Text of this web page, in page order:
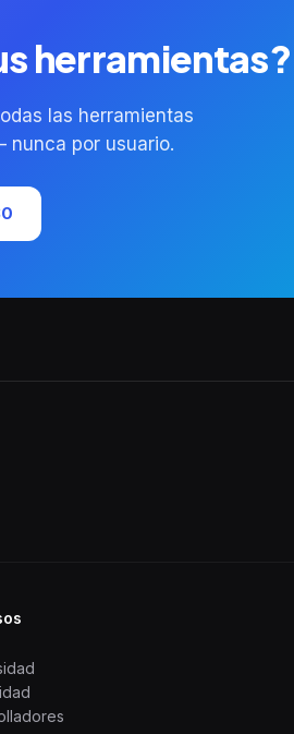
herramientas?
las herramientas
nunca por usuario.